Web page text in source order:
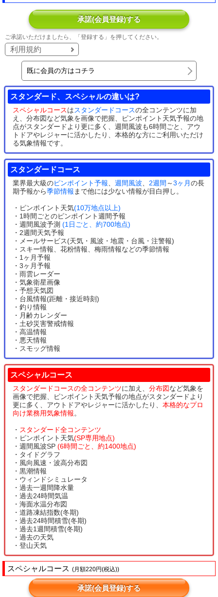
承諾(会員登録)する
ご承諾いただけましたら、「登録する」を押してください。
利用規約
既に会員の方はコチラ
スタンダード、スペシャルの違いは?
スペシャルコースはスタンダードコースの全コンテンツに加
え、分布図など気象を画像で把握、ピンポイント天気予報の地
点がスタンダードより更に多く、週間風波も6時間ごと、アウ
トドアやレジャーに活かしたり、本格的な方にご利用いただけ
る気象情報です。
スタンダードコース
業界最大級のピンポイント予報 週間風波 2週間 ～3ヶ月の長
期予報から季節情報 まで他には少ない情報が目白押し。
・ピンポイント天気(10万地点以上)
・1時間ごとのピンポイント週間予報
・週間風波予測 (1日ごと、約700地点)
・2週間天気予報
・メールサービス(天気・風波・地震・台風・注警報)
・スキー情報、花粉情報、梅雨情報などの季節情報
・1ヶ月予報
・3ヶ月予報
・雨雲レーダー
・気象衛星画像
・予想天気図
・台風情報(距離・接近時刻)
・釣り情報
・月齢カレンダー
・土砂災害警戒情報
・高温情報
・悪天情報
・スモッグ情報
スペシャルコース
スタンダードコースの全コンテンツに加え、 分布図など気象を
画像で把握、ピンポイント天気予報の地点がスタンダードより
更に多く、アウトドアやレジャーに活かしたり、 本格的なプロ
向け業務用気象情報。
・ スタンダード全コンテンツ
・ピンポイント天気(SP専用地点)
・週間風波SP (6時間ごと、約1400地点)
・タイドグラフ
・風向風速・波高分布図
・黒潮情報
・ウィンドシミュレータ
・過去一週間降水量
・過去24時間気温
・海面水温分布図
・道路凍結指数(冬期)
・過去24時間積雪(冬期)
・過去1週間積雪(冬期)
・過去の天気
・登山天気
スペシャルコース (月額220円(税込))
承諾(会員登録)する